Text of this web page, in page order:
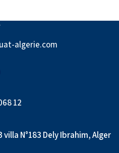
algerie.com
12
N°183 Dely Ibrahim, Alger